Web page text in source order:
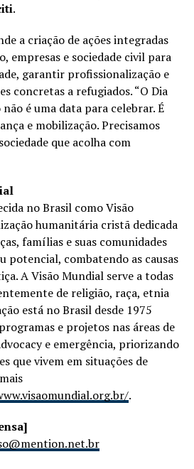
.
a criação de ações integradas
empresas e sociedade civil para
garantir profissionalização e
concretas a refugiados. “O Dia
é uma data para celebrar. É
e mobilização. Precisamos
que acolha com
no Brasil como Visão
humanitária cristã dedicada
famílias e suas comunidades
potencial, combatendo as causas
A Visão Mundial serve a todas
de religião, raça, etnia
está no Brasil desde 1975
e projetos nas áreas de
e emergência, priorizando
que vivem em situações de
.